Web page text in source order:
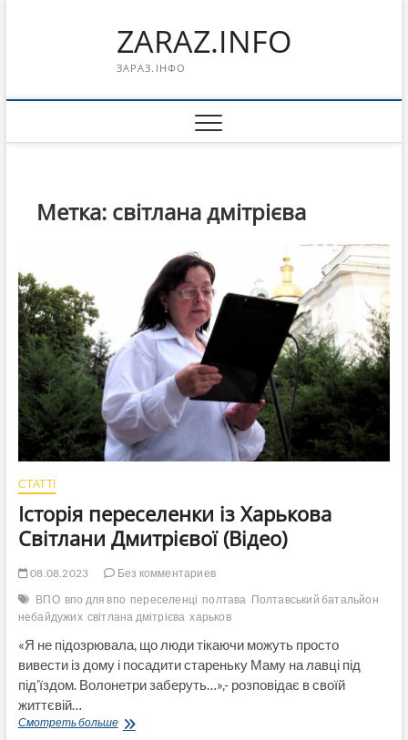
ZARAZ.INFO
ЗАРАЗ.ІНФО
Метка: світлана дмітрієва
СТАТТІ
Історія переселенки із Харькова
Світлани Дмитрієвої (Відео)
08.08.2023
Без комментариев
ВПО впо для впо переселенці полтава Полтавський батальйон
небайдужих світлана дмітрієва харьков
«Я не підозрювала, що люди тікаючи можуть просто
вивести із дому і посадити стареньку Маму на лавці під
під’їздом. Волонетри заберуть…»,- розповідає в своїй
життєвій…
Смотреть большеІсторія